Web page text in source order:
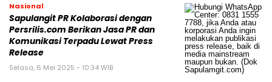
Nasional
Sapulangit PR Kolaborasi dengan
Persrilis.com Berikan Jasa PR dan
Komunikasi Terpadu Lewat Press
Release
Selasa, 6 Mei 2025 - 10:34 WIB